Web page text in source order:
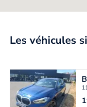
Les véhicules